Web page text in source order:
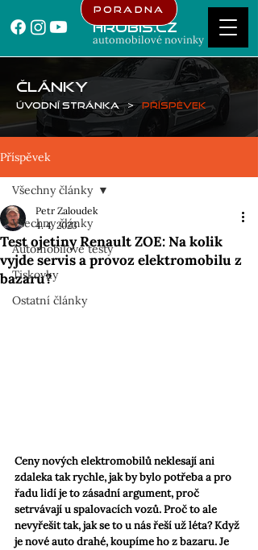
Hrubis.cz
automobilové novinky
Poradna
ČLÁNKY
Úvodní stránka > Příspěvek
Příspěvek
Všechny články
Automobilové testy
Tiskovky
Ostatní články
Všechny články
Test ojetiny Renault ZOE: Na kolik
vyjde servis a provoz elektromobilu z
bazaru?
Petr Zaloudek
4. 4. 2023
Ceny nových elektromobilů neklesají ani
zdaleka tak rychle, jak by bylo potřeba a pro
řadu lidí je to zásadní argument, proč
setrvávají u spalovacích vozů. Proč to ale
nevyřešit tak, jak se to u nás řeší už léta? Když
je nové auto drahé, koupíme ho z bazaru. Je